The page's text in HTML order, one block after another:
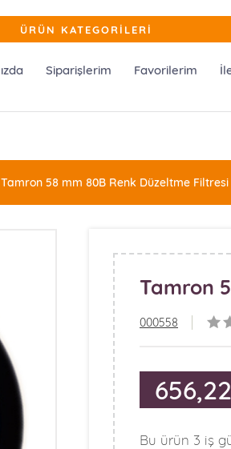
ÜRÜN KATEGORİLERİ
Siparişlerim Favorilerim
Tamron 58 mm 80B Renk Düzeltme Filtresi
Tamron
000558
656,22
Bu ürün 3 iş